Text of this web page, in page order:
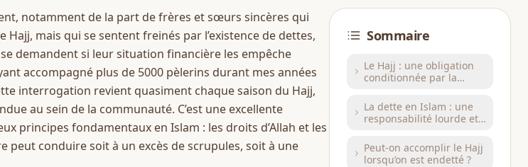
notamment de la part de frères et sœurs sincères qui
mais qui se sentent freinés par l’existence de dettes,
demandent si leur situation financière les empêche
accompagné plus de 5000 pèlerins durant mes années
interrogation revient quasiment chaque saison du Hajj,
au sein de la communauté. C’est une excellente
principes fondamentaux en Islam : les droits d’Allah et les
peut conduire soit à un excès de scrupules, soit à une
Sommaire
Le Hajj : une obligation
conditionnée par la
La dette en Islam : une
responsabilité lourde et
Peut-on accomplir le Hajj
lorsqu’on est endetté ?